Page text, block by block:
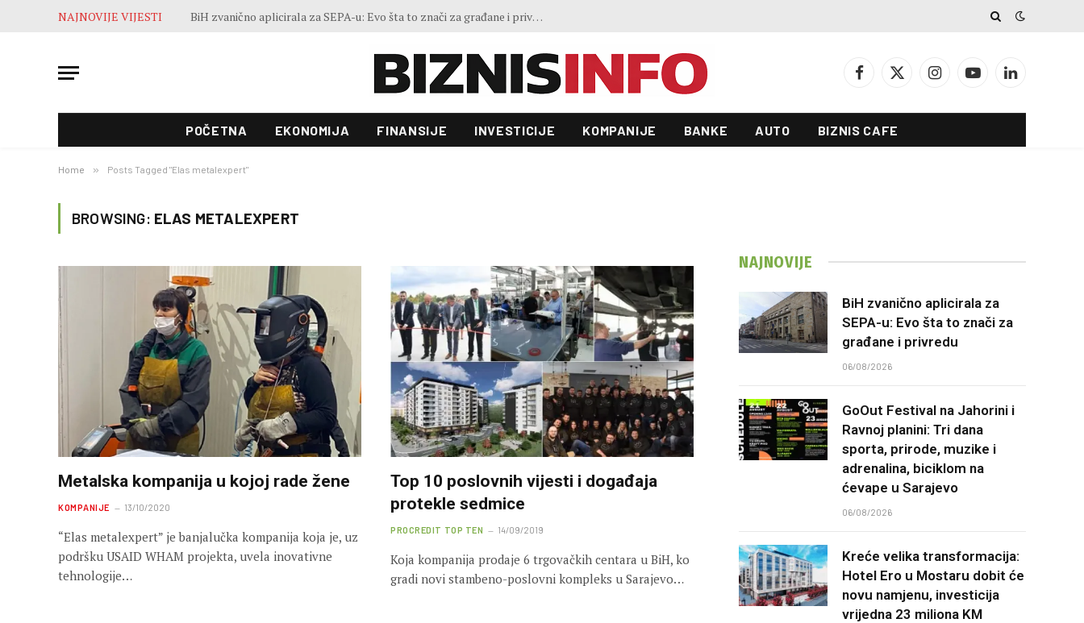
NAJNOVIJE VIJESTI GoOut Festival na Jahorini i Ravnoj planini: Tri dana sporta, prirode, muzike i adrenalina, biciklom na ćevape u Sarajevo
Facebook
X
InstagramYouTubeLinkedIn
POČETNA EKONOMIJA FINANSIJE INVESTICIJE KOMPANIJE BANKE AUTO BIZNIS CAFE
Home » Posts Tagged "Elas metalexpert"
BROWSING: ELAS METALEXPERT
Metalska kompanija u kojoj rade žene
KOMPANIJE 13/10/2020
“Elas metalexpert” je banjalučka kompanija koja je, uz
podršku USAID WHAM projekta, uvela inovativne
tehnologije…
Top 10 poslovnih vijesti i događaja
protekle sedmice
PROCREDIT TOP TEN 14/09/2019
Koja kompanija prodaje 6 trgovačkih centara u BiH, ko
gradi novi stambeno-poslovni kompleks u Sarajevo…
NAJNOVIJE
BiH zvanično aplicirala za
SEPA-u: Evo šta to znači za
građane i privredu
06/08/2026
GoOut Festival na Jahorini i
Ravnoj planini: Tri dana
sporta, prirode, muzike i
adrenalina, biciklom na
ćevape u Sarajevo
06/08/2026
Kreće velika transformacija:
Hotel Ero u Mostaru dobit će
novu namjenu, investicija
vrijedna 23 miliona KM